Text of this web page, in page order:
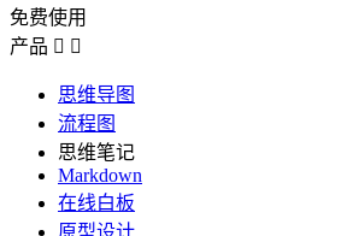
免费使用
产品  
思维导图
流程图
思维笔记
Markdown
在线白板
原型设计